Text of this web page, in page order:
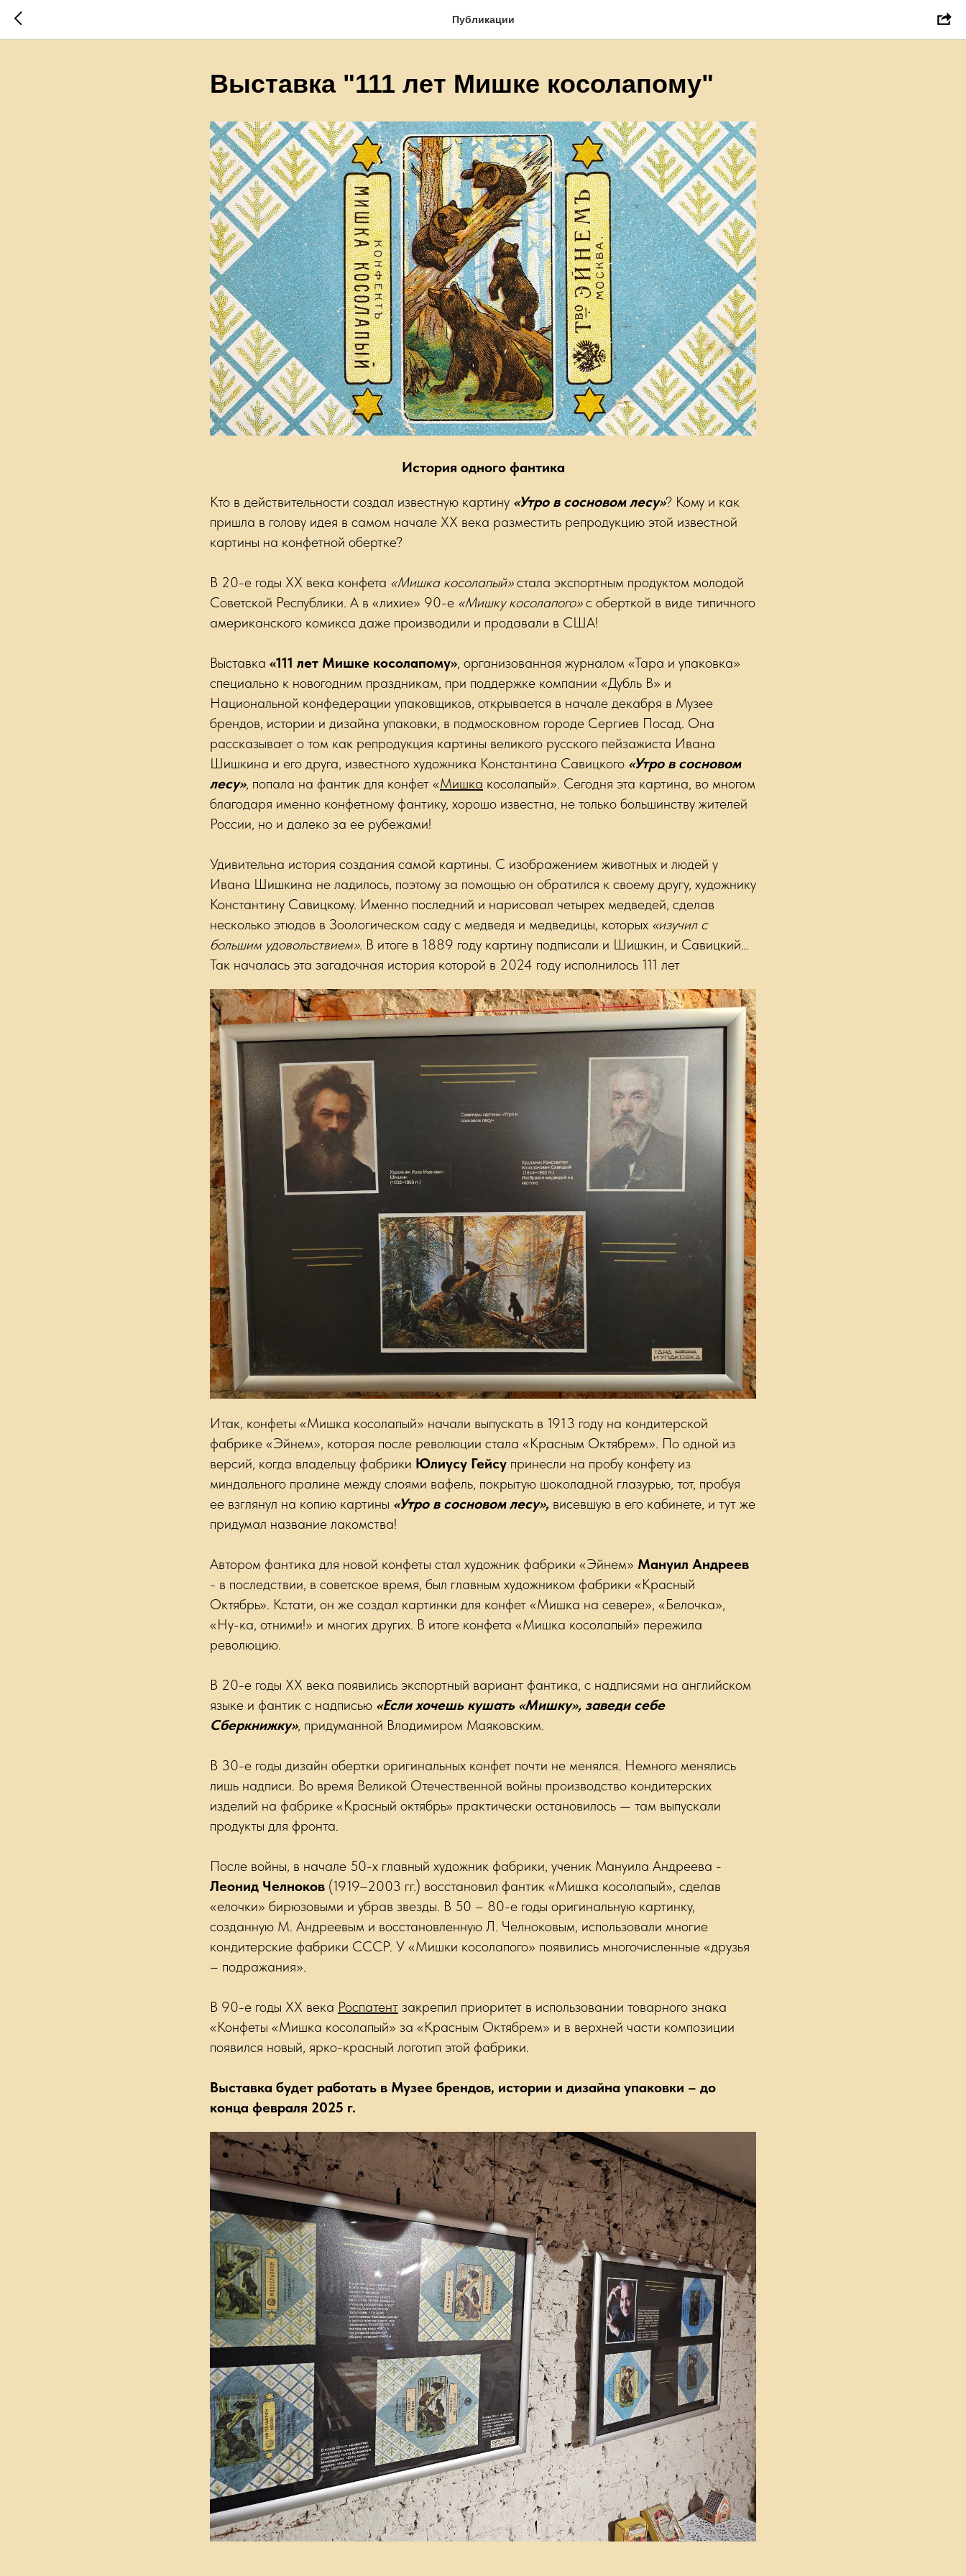
Публикации
Выставка "111 лет Мишке косолапому"
История одного фантика
Кто в действительности создал известную картину «Утро в сосновом лесу»? Кому и как
пришла в голову идея в самом начале ХХ века разместить репродукцию этой известной
картины на конфетной обертке?
В 20-е годы ХХ века конфета «Мишка косолапый»стала экспортным продуктом молодой
Советской Республики. А в «лихие» 90-е «Мишку косолапого»с оберткой в виде типичного
американского комикса даже производили и продавали в США!
Выставка «111 лет Мишке косолапому», организованная журналом «Тара и упаковка»
специально к новогодним праздникам, при поддержке компании «Дубль В» и
Национальной конфедерации упаковщиков, открывается в начале декабря в Музее
брендов, истории и дизайна упаковки, в подмосковном городе Сергиев Посад. Она
рассказывает о том как репродукция картины великого русского пейзажиста Ивана
Шишкина и его друга, известного художника Константина Савицкого «Утро в сосновом
лесу», попала на фантик для конфет «Мишка косолапый». Сегодня эта картина, во многом
благодаря именно конфетному фантику, хорошо известна, не только большинству жителей
России, но и далеко за ее рубежами!
Удивительна история создания самой картины. С изображением животных и людей у
Ивана Шишкина не ладилось, поэтому за помощью он обратился к своему другу, художнику
Константину Савицкому. Именно последний и нарисовал четырех медведей, сделав
несколько этюдов в Зоологическом саду с медведя и медведицы, которых «изучил с
большим удовольствием». В итоге в 1889 году картину подписали и Шишкин, и Савицкий…
Так началась эта загадочная история которой в 2024 году исполнилось 111 лет
Итак, конфеты «Мишка косолапый» начали выпускать в 1913 году на кондитерской
фабрике «Эйнем», которая после революции стала «Красным Октябрем». По одной из
версий, когда владельцу фабрики Юлиусу Гейсу принесли на пробу конфету из
миндального пралине между слоями вафель, покрытую шоколадной глазурью, тот, пробуя
ее взглянул на копию картины «Утро в сосновом лесу», висевшую в его кабинете, и тут же
придумал название лакомства!
Автором фантика для новой конфеты стал художник фабрики «Эйнем» Мануил Андреев
- в последствии, в советское время, был главным художником фабрики «Красный
Октябрь». Кстати, он же создал картинки для конфет «Мишка на севере», «Белочка»,
«Ну-ка, отними!» и многих других. В итоге конфета «Мишка косолапый» пережила
революцию.
В 20-е годы ХХ века появились экспортный вариант фантика, с надписями на английском
языке и фантик с надписью «Если хочешь кушать «Мишку», заведи себе
Сберкнижку», придуманной Владимиром Маяковским.
В 30-е годы дизайн обертки оригинальных конфет почти не менялся. Немного менялись
лишь надписи. Во время Великой Отечественной войны производство кондитерских
изделий на фабрике «Красный октябрь» практически остановилось — там выпускали
продукты для фронта.
После войны, в начале 50-х главный художник фабрики, ученик Мануила Андреева -
Леонид Челноков (1919–2003 гг.) восстановил фантик «Мишка косолапый», сделав
«елочки» бирюзовыми и убрав звезды. В 50 – 80-е годы оригинальную картинку,
созданную М. Андреевым и восстановленную Л. Челноковым, использовали многие
кондитерские фабрики СССР. У «Мишки косолапого» появились многочисленные «друзья
– подражания».
В 90-е годы ХХ века Роспатент закрепил приоритет в использовании товарного знака
«Конфеты «Мишка косолапый» за «Красным Октябрем» и в верхней части композиции
появился новый, ярко-красный логотип этой фабрики.
Выставка будет работать в Музее брендов, истории и дизайна упаковки – до
конца февраля 2025 г.